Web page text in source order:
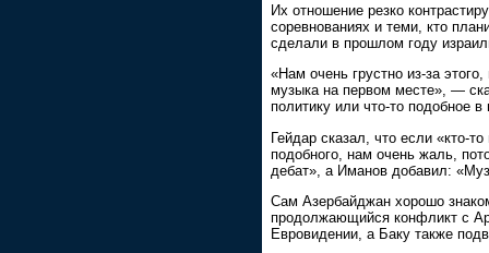
Их отношение резко
соревнованиях и теми, кто
сделали в прошлом году
«Нам очень грустно из-за
музыка на первом месте», —
политику или что-то подобное
Гейдар сказал, что если «кто-
подобного, нам очень жаль,
дебат», а Иманов добавил:
Сам Азербайджан хорошо
продолжающийся конфликт с
Евровидении, а Баку также